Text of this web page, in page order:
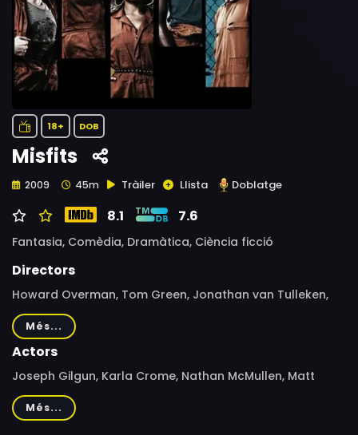
18+ DOB
Misfits
2009 45m Tràiler Llista Doblatge
8.1 7.6
Fantasia, Comèdia, Dramàtica, Ciència ficció
Directors
Howard Overman, Tom Green, Jonathan van Tulleken,
Tom Harper, Wayne Yip
Més...
Actors
Joseph Gilgun, Karla Crome, Nathan McMullen, Matt
Stokoe, Shaun Dooley, Natasha O'Keeffe
Més...